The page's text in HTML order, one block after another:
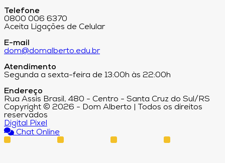
Telefone
0800 006 6370
Aceita Ligações de Celular
E-mail
dom@domalberto.edu.br
Atendimento
Segunda a sexta-feira de 13:00h às 22:00h
Endereço
Rua Assis Brasil, 480 - Centro - Santa Cruz do Sul/RS
Copyright © 2026 - Dom Alberto | Todos os direitos
reservados
Digital Pixel
Chat Online